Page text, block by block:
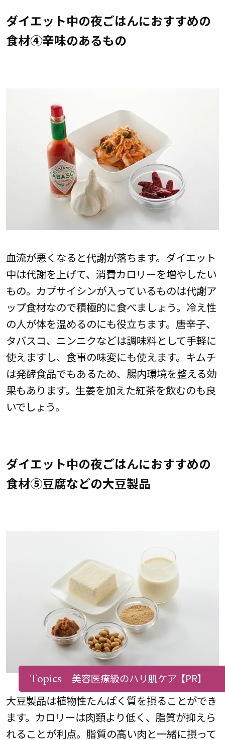
ダイエット中の夜ごはんにおすすめの
食材④辛味のあるもの
血流が悪くなると代謝が落ちます。ダイエット
中は代謝を上げて、消費カロリーを増やしたい
もの。カプサイシンが入っているものは代謝ア
ップ食材なので積極的に食べましょう。冷え性
の人が体を温めるのにも役立ちます。唐辛子、
タバスコ、ニンニクなどは調味料として手軽に
使えますし、食事の味変にも使えます。キムチ
は発酵食品でもあるため、腸内環境を整える効
果もあります。生姜を加えた紅茶を飲むのも良
いでしょう。
ダイエット中の夜ごはんにおすすめの
食材⑤豆腐などの大豆製品
大豆製品は植物性たんぱく質を摂ることができ
ます。カロリーは肉類より低く、脂質が抑えら
れることが利点。脂質の高い肉と一緒に摂って
Topics 美容医療級のハリ肌ケア【PR】